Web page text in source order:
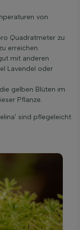
von
Quadratmeter zu
erreichen.
mit anderen
Lavendel oder
gelben Blüten im
Pflanze.
sind pflegeleicht